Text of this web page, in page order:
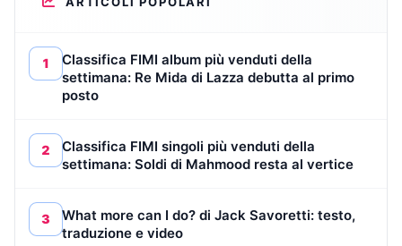
1
Classifica FIMI album più venduti della
settimana: Re Mida di Lazza debutta al primo
posto
2
Classifica FIMI singoli più venduti della
settimana: Soldi di Mahmood resta al vertice
3
What more can I do? di Jack Savoretti: testo,
traduzione e video